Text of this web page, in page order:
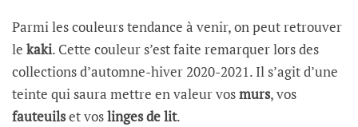
Parmi les couleurs tendance à venir, on peut retrouver
le kaki. Cette couleur s’est faite remarquer lors des
collections d’automne-hiver 2020-2021. Il s’agit d’une
teinte qui saura mettre en valeur vosmurs, vos
fauteuilset voslinges de lit.